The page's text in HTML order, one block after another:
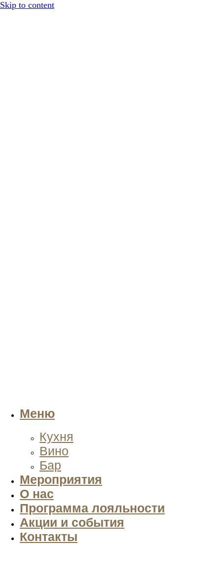
Skip to content
Меню
Кухня
Вино
Бар
Мероприятия
О нас
Программа лояльности
Акции и события
Контакты